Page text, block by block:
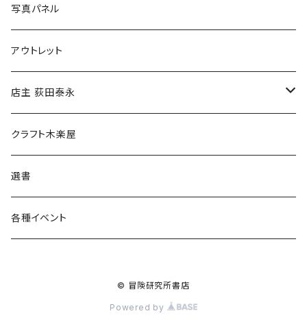
ブックカバー
マグカップ
傘
食料品
その他
冒険クロストーク
写真パネル
アウトレット
店主 荻田泰永
書籍
ウェア
クラフト木楽屋
選書
各種イベント
© 冒険研究所書店
Powered by